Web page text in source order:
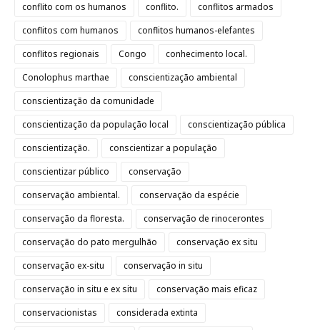
conflito com os humanos
conflito.
conflitos armados
conflitos com humanos
conflitos humanos-elefantes
conflitos regionais
Congo
conhecimento local.
Conolophus marthae
conscientização ambiental
conscientização da comunidade
conscientização da população local
conscientização pública
conscientização.
conscientizar a população
conscientizar público
conservação
conservação ambiental.
conservação da espécie
conservação da floresta.
conservação de rinocerontes
conservação do pato mergulhão
conservação ex situ
conservação ex-situ
conservação in situ
conservação in situ e ex situ
conservação mais eficaz
conservacionistas
considerada extinta